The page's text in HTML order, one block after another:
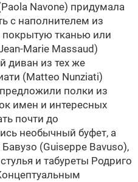
Navone) придумала
с наполнителем из
покрытую тканью или
Marie Massaud)
диван из тех же
(Matteo Nunziati)
полки из
имен и интересных
почти до
необычный буфет, а
(Guiseppe Bavuso),
и табуреты Родриго